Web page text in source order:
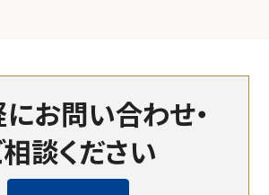
お問い合わせ・
談ください